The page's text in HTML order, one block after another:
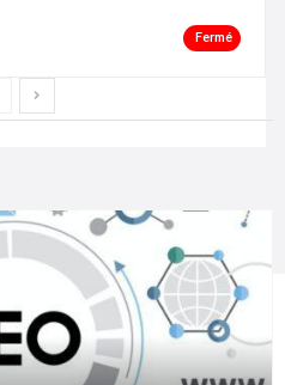
Fermé